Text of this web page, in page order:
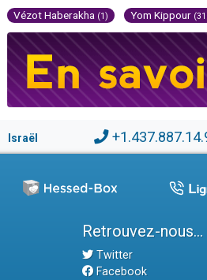
Vézot Haberakha (1) Yom Kippour
Israël
Retrouvez-nous...
Twitter
Facebook